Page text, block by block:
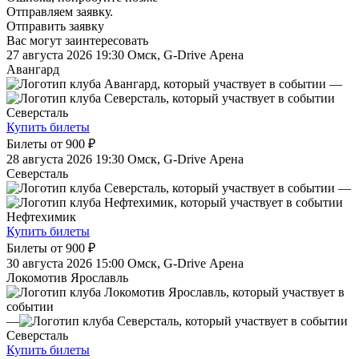
Отправляем заявку.
Отправить заявку
Вас могут заинтересовать
27 августа 2026 19:30 Омск, G-Drive Арена
Авангард
—
Северсталь
Купить билеты
Билеты от 900 ₽
28 августа 2026 19:30 Омск, G-Drive Арена
Северсталь
—
Нефтехимик
Купить билеты
Билеты от 900 ₽
30 августа 2026 15:00 Омск, G-Drive Арена
Локомотив Ярославль
—
Северсталь
Купить билеты